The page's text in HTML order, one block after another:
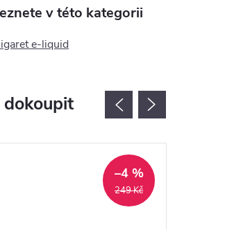
v této kategorii
e-liquid
249 Kč
–4 %